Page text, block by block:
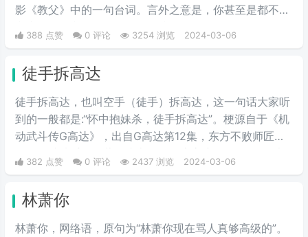
影《教父》中的一句台词。言外之意是，你甚至是都不拿
388 点赞 0 评论 3254 浏览 2024-03-06
徒手拆高达
徒手拆高达，也叫空手（徒手）拆高达，这一句话大家听
到的一般都是:“怀中抱妹杀，徒手拆高达”。梗源自于《机
动武斗传G高达》，出自G高达第12集，东方不败师匠首
次登场就徒手用多蒙的头巾拆了恶魔高度的眷属MS，也
是空手拆高达一梗的由来。
382 点赞 0 评论 2437 浏览 2024-03-06
林萧你
林萧你，网络语，原句为“林萧你现在骂人真够高级的”。